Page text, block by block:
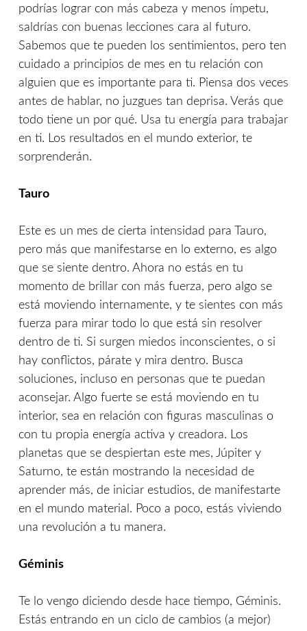
podrías lograr con más cabeza y menos ímpetu,
saldrías con buenas lecciones cara al futuro.
Sabemos que te pueden los sentimientos, pero ten
cuidado a principios de mes en tu relación con
alguien que es importante para ti. Piensa dos veces
antes de hablar, no juzgues tan deprisa. Verás que
todo tiene un por qué. Usa tu energía para trabajar
en ti. Los resultados en el mundo exterior, te
sorprenderán.
Tauro
Este es un mes de cierta intensidad para Tauro,
pero más que manifestarse en lo externo, es algo
que se siente dentro. Ahora no estás en tu
momento de brillar con más fuerza, pero algo se
está moviendo internamente, y te sientes con más
fuerza para mirar todo lo que está sin resolver
dentro de ti. Si surgen miedos inconscientes, o si
hay conflictos, párate y mira dentro. Busca
soluciones, incluso en personas que te puedan
aconsejar. Algo fuerte se está moviendo en tu
interior, sea en relación con figuras masculinas o
con tu propia energía activa y creadora. Los
planetas que se despiertan este mes, Júpiter y
Saturno, te están mostrando la necesidad de
aprender más, de iniciar estudios, de manifestarte
en el mundo material. Poco a poco, estás viviendo
una revolución a tu manera.
Géminis
Te lo vengo diciendo desde hace tiempo, Géminis.
Estás entrando en un ciclo de cambios (a mejor)